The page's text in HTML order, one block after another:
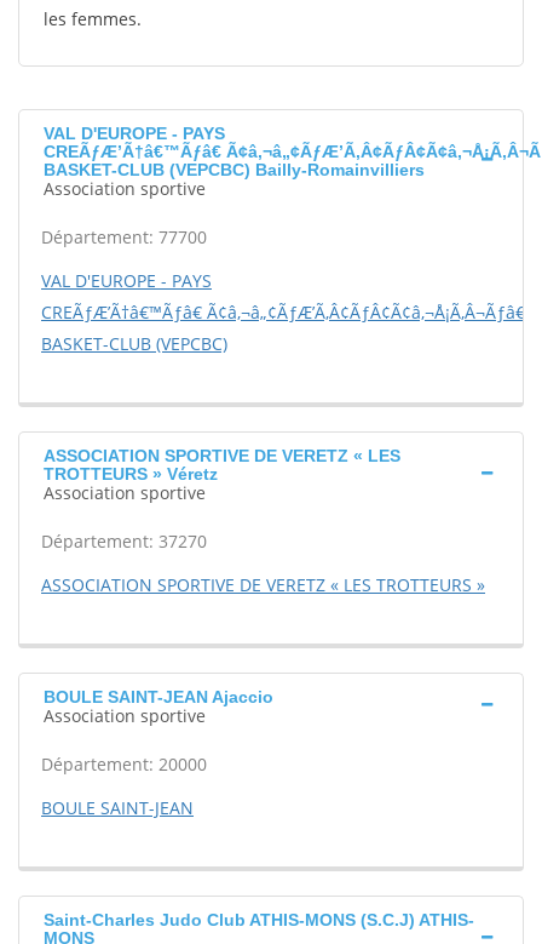
les femmes.
VAL D'EUROPE - PAYS
CREÃƒÆ’Ã†â€™Ãƒâ€
BASKET-CLUB (VEPCBC) Bailly-Romainvilliers
Association sportive
Département: 77700
VAL D'EUROPE - PAYS
CREÃƒÆ’Ã†â€™Ãƒâ€
BASKET-CLUB (VEPCBC)
ASSOCIATION SPORTIVE DE VERETZ « LES
TROTTEURS » Véretz
Association sportive
Département: 37270
ASSOCIATION SPORTIVE DE VERETZ « LES TROTTEURS »
BOULE SAINT-JEAN Ajaccio
Association sportive
Département: 20000
BOULE SAINT-JEAN
Saint-Charles Judo Club ATHIS-MONS (S.C.J) ATHIS-
MONS